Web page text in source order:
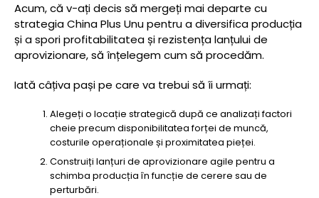
Acum, că v-ați decis să mergeți mai departe cu
strategia China Plus Unu pentru a diversifica producția
și a spori profitabilitatea și rezistența lanțului de
aprovizionare, să înțelegem cum să procedăm.
Iată câțiva pași pe care va trebui să îi urmați:
Alegeți o locație strategică după ce analizați factori
cheie precum disponibilitatea forței de muncă,
costurile operaționale și proximitatea pieței.
Construiți lanțuri de aprovizionare agile pentru a
schimba producția în funcție de cerere sau de
perturbări.